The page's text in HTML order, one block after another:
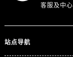
客服及中
站点导航